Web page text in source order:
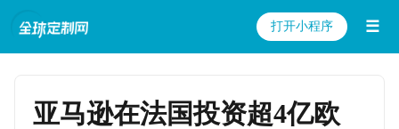
打开小程序 ☰
亚马逊在法国投资超4亿欧